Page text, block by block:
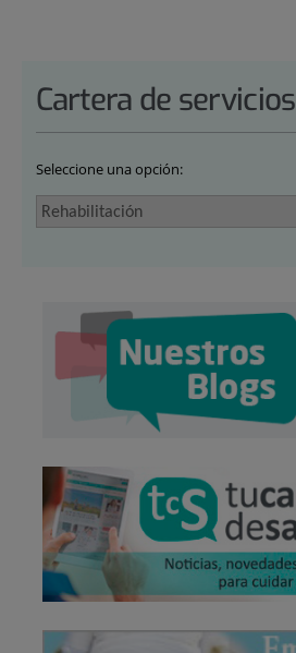
Cartera de servicios
Seleccione una opción: